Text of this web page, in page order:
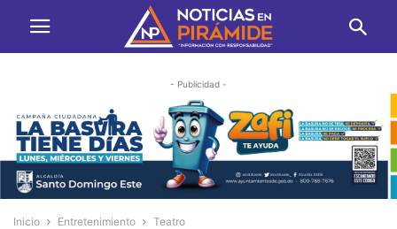
- Publicidad -
Inicio Entretenimiento Teatro